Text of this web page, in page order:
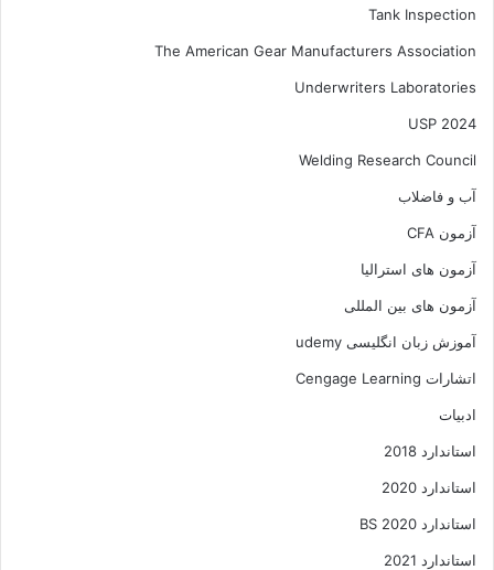
Tank Inspection
The American Gear Manufacturers Association
Underwriters Laboratories
USP 2024
Welding Research Council
آب و فاضلاب
آزمون CFA
آزمون های استرالیا
آزمون های بین المللی
آموزش زبان انگلیسی udemy
اتشارات Cengage Learning
ادبیات
استاندارد 2018
استاندارد 2020
استاندارد 2020 BS
استاندارد 2021